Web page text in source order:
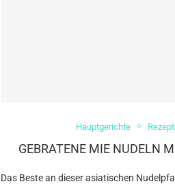
Hauptgerichte
GEBRATENE MIE NUDELN
Das Beste an dieser asiatischen